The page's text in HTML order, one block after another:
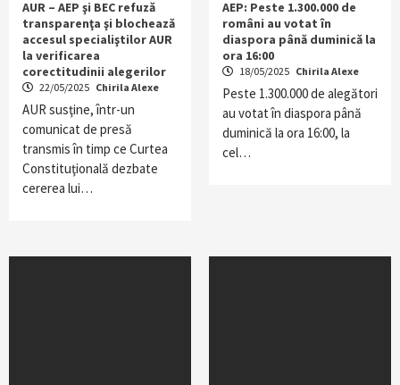
AUR – AEP şi BEC refuză
transparenţa şi blochează
accesul specialiştilor AUR
la verificarea
corectitudinii alegerilor
22/05/2025 Chirila Alexe
AUR susţine, într-un
comunicat de presă
transmis în timp ce Curtea
Constituţională dezbate
cererea lui…
AEP: Peste 1.300.000 de
români au votat în
diaspora până duminică la
ora 16:00
18/05/2025 Chirila Alexe
Peste 1.300.000 de alegători
au votat în diaspora până
duminică la ora 16:00, la
cel…